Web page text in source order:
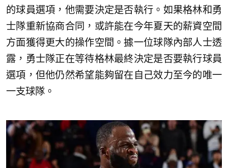
的球員選項，他需要決定是否執行。如果格林和勇
士隊重新協商合同，或許能在今年夏天的薪資空間
方面獲得更大的操作空間。據一位球隊內部人士透
露，勇士隊正在等待格林最終決定是否要執行球員
選項，但他仍然希望能夠留在自己效力至今的唯一
一支球隊。